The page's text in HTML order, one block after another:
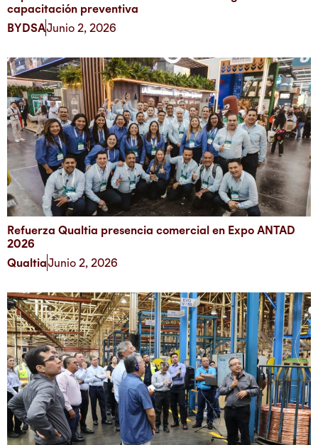
capacitación preventiva
BYDSAJunio 2, 2026
Refuerza Qualtia presencia comercial en Expo ANTAD
2026
QualtiaJunio 2, 2026